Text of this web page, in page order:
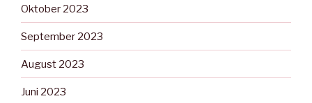
Oktober 2023
September 2023
August 2023
Juni 2023